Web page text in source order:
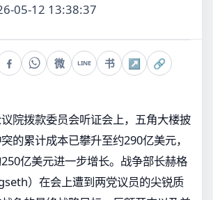
05-12 13:38:37
微 LINE 书 ↗ 🔗
院拨款委员会听证会上，五角大楼披
的累计成本已攀升至约290亿美元，
亿美元进一步增长。战争部长赫格
）在会上遭到两党议员的尖锐质